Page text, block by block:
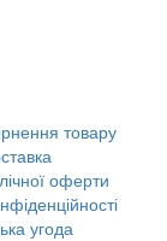
товару
оферти
угода